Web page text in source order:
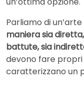
Parliamo di
maniera sia
battute, sia
devono fare
caratterizzano un